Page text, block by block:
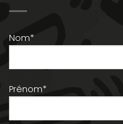
Nom*
Prénom*